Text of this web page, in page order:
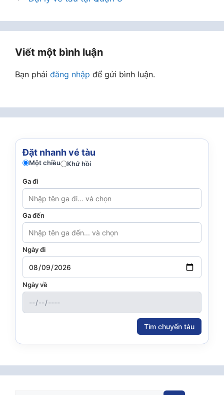
Viết một bình luận
Bạn phải đăng nhập để gửi bình luận.
Đặt nhanh vé tàu
Một chiều Khứ hồi
Ga đi
Ga đến
Ngày đi
Ngày về
Tìm chuyến tàu